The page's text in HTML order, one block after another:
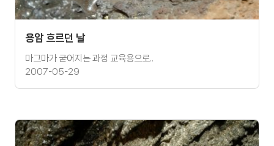
용암 흐르던 날
마그마가 굳어지는 과정 교육용으로..
2007-05-29